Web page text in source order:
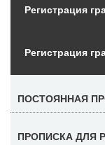
Регистрация
Регистрация
ПОСТОЯННАЯ
ПРОПИСКА ДЛЯ